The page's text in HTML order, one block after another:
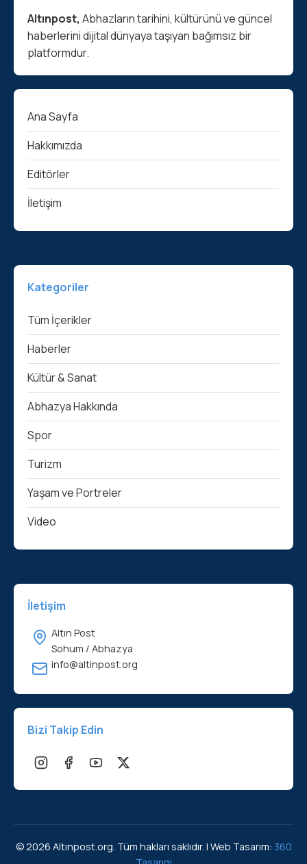
Altınpost, Abhazların tarihini, kültürünü ve güncel
haberlerini dijital dünyaya taşıyan bağımsız bir
platformdur.
Ana Sayfa
Hakkımızda
Editörler
İletişim
Kategoriler
Tüm İçerikler
Haberler
Kültür & Sanat
Abhazya Hakkında
Spor
Turizm
Yaşam ve Portreler
Video
İletişim
Altın Post
Sohum / Abhazya
info@altinpost.org
Bizi Takip Edin
© 2026 Altınpost.org. Tüm hakları saklıdır. | Web Tasarım: 360